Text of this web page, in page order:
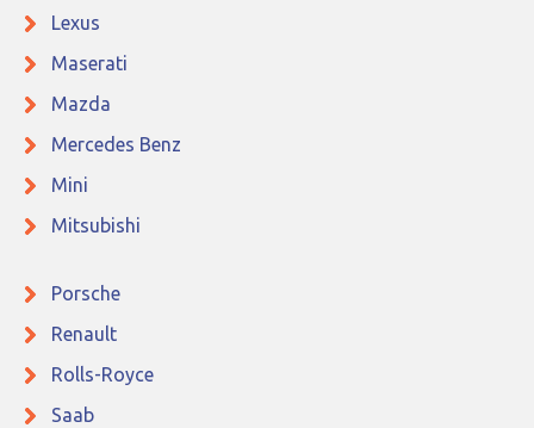
Lexus
Maserati
Mazda
Mercedes Benz
Mini
Mitsubishi
Porsche
Renault
Rolls-Royce
Saab